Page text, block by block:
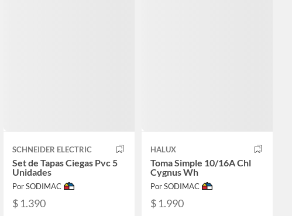
SCHNEIDER ELECTRIC
Set de Tapas Ciegas Pvc 5
Unidades
Por SODIMAC
$ 1.390
HALUX
Toma Simple 10/16A Chl
Cygnus Wh
Por SODIMAC
$ 1.990